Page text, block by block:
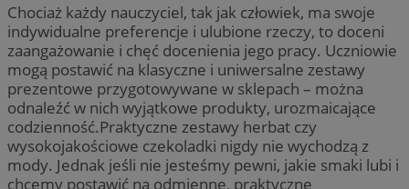
Chociaż każdy nauczyciel, tak jak człowiek, ma swoje
indywidualne preferencje i ulubione rzeczy, to doceni
zaangażowanie i chęć docenienia jego pracy. Uczniowie
mogą postawić na klasyczne i uniwersalne zestawy
prezentowe przygotowywane w sklepach – można
odnaleźć w nich wyjątkowe produkty, urozmaicające
codzienność.Praktyczne zestawy herbat czy
wysokojakościowe czekoladki nigdy nie wychodzą z
mody. Jednak jeśli nie jesteśmy pewni, jakie smaki lubi i
chcemy postawić na odmienne, praktyczne